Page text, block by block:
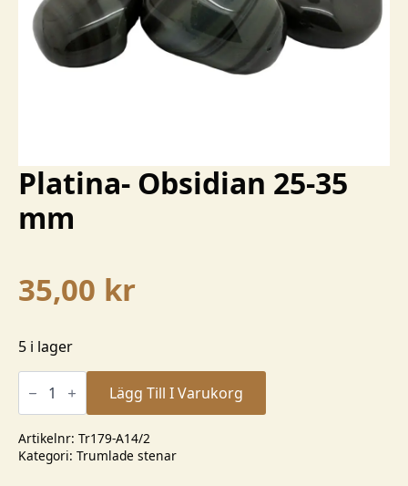
Platina- Obsidian 25-35
mm
35,00 kr
5 i lager
Platina-
Obsidian
35
mm
mängd
Lägg Till I Varukorg
Artikelnr: Tr179-A14/2
Kategori: Trumlade stenar